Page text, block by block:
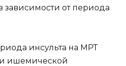
зависимости от периода
инсульта на МРТ
ишемической